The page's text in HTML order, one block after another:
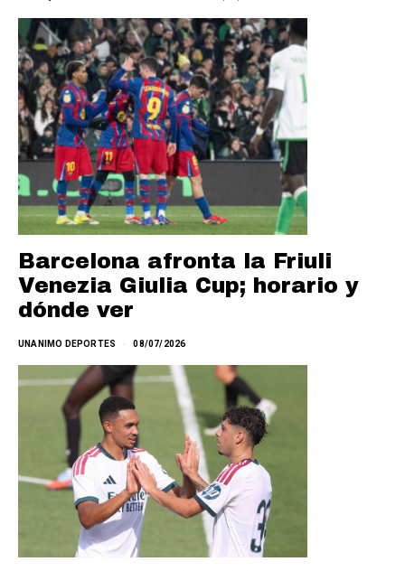
Barcelona afronta la Friuli
Venezia Giulia Cup; horario y
dónde ver
UNANIMO DEPORTES 08/07/2026